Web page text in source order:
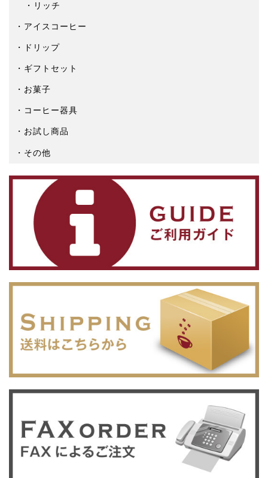
リッチ
アイスコーヒー
ドリップ
ギフトセット
お菓子
コーヒー器具
お試し商品
その他